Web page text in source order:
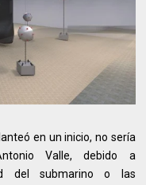
en un inicio, no sería
Valle, debido a
del submarino o las